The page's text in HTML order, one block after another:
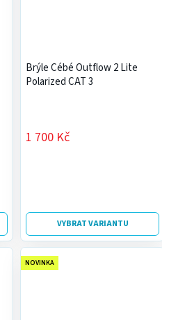
Brýle Cébé Outflow 2 Lite
Polarized CAT 3
1 700 Kč
VYBRAT VARIANTU
NOVINKA